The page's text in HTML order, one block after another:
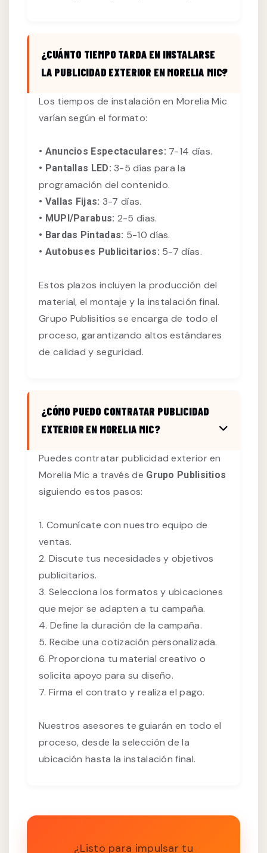
¿CUÁNTO TIEMPO TARDA EN INSTALARSE
LA PUBLICIDAD EXTERIOR EN MORELIA MIC?
Los tiempos de instalación en Morelia Mic
varían según el formato:
• Anuncios Espectaculares: 7-14 días.
• Pantallas LED: 3-5 días para la
programación del contenido.
• Vallas Fijas: 3-7 días.
• MUPI/Parabus: 2-5 días.
• Bardas Pintadas: 5-10 días.
• Autobuses Publicitarios: 5-7 días.
Estos plazos incluyen la producción del
material, el montaje y la instalación final.
Grupo Publisitios se encarga de todo el
proceso, garantizando altos estándares
de calidad y seguridad.
¿CÓMO PUEDO CONTRATAR PUBLICIDAD
EXTERIOR EN MORELIA MIC?
Puedes contratar publicidad exterior en
Morelia Mic a través de Grupo Publisitios
siguiendo estos pasos:
1. Comunícate con nuestro equipo de
ventas.
2. Discute tus necesidades y objetivos
publicitarios.
3. Selecciona los formatos y ubicaciones
que mejor se adapten a tu campaña.
4. Define la duración de la campaña.
5. Recibe una cotización personalizada.
6. Proporciona tu material creativo o
solicita apoyo para su diseño.
7. Firma el contrato y realiza el pago.
Nuestros asesores te guiarán en todo el
proceso, desde la selección de la
ubicación hasta la instalación final.
¿Listo para impulsar tu